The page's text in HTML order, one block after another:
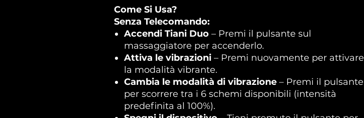
Come Si Usa?
Senza Telecomando:
Accendi Tiani Duo – Premi il pulsante sul
massaggiatore per accenderlo.
Attiva le vibrazioni – Premi nuovamente per attivare
la modalità vibrante.
Cambia le modalità di vibrazione – Premi il pulsante
per scorrere tra i 6 schemi disponibili (intensità
predefinita al 100%).